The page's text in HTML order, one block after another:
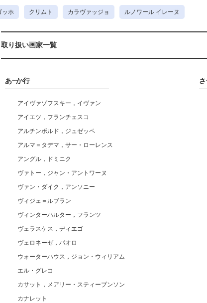
ッホ クリムト カラヴァッジョ ルノワール イレーヌ
取り扱い画家一覧
あ~か行
アイヴァゾフスキー，イヴァン
アイエツ，フランチェスコ
アルチンボルド，ジュゼッペ
アルマ＝タデマ，サー・ローレンス
アングル，ドミニク
ヴァトー，ジャン・アントワーヌ
ヴァン・ダイク，アンソニー
ヴィジェ＝ルブラン
ヴィンターハルター，フランツ
ヴェラスケス，ディエゴ
ヴェロネーゼ，パオロ
ウォーターハウス，ジョン・ウィリアム
エル・グレコ
カサット，メアリー・スティーブンソン
カナレット